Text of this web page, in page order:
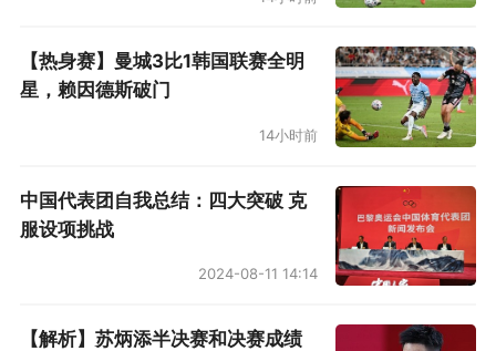
【热身赛】曼城3比1韩国联赛全明
星，赖因德斯破门
14小时前
中国代表团自我总结：四大突破 克
服设项挑战
2024-08-11 14:14
【解析】苏炳添半决赛和决赛成绩